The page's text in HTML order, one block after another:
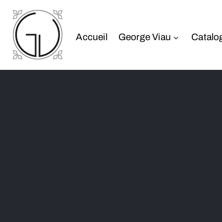
Accueil George Viau